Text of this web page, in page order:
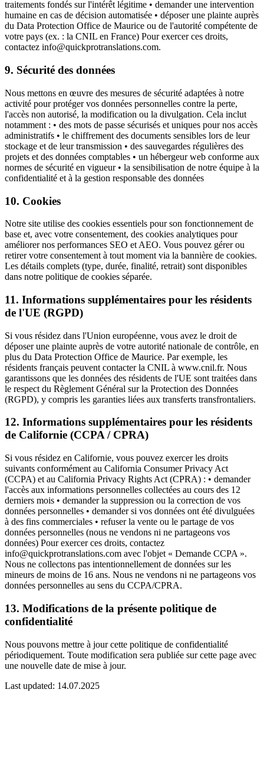
traitements fondés sur l'intérêt légitime • demander une intervention
humaine en cas de décision automatisée • déposer une plainte auprès
du Data Protection Office de Maurice ou de l'autorité compétente de
votre pays (ex. : la CNIL en France) Pour exercer ces droits,
contactez info@quickprotranslations.com.
9. Sécurité des données
Nous mettons en œuvre des mesures de sécurité adaptées à notre
activité pour protéger vos données personnelles contre la perte,
l'accès non autorisé, la modification ou la divulgation. Cela inclut
notamment : • des mots de passe sécurisés et uniques pour nos accès
administratifs • le chiffrement des documents sensibles lors de leur
stockage et de leur transmission • des sauvegardes régulières des
projets et des données comptables • un hébergeur web conforme aux
normes de sécurité en vigueur • la sensibilisation de notre équipe à la
confidentialité et à la gestion responsable des données
10. Cookies
Notre site utilise des cookies essentiels pour son fonctionnement de
base et, avec votre consentement, des cookies analytiques pour
améliorer nos performances SEO et AEO. Vous pouvez gérer ou
retirer votre consentement à tout moment via la bannière de cookies.
Les détails complets (type, durée, finalité, retrait) sont disponibles
dans notre politique de cookies séparée.
11. Informations supplémentaires pour les résidents
de l'UE (RGPD)
Si vous résidez dans l'Union européenne, vous avez le droit de
déposer une plainte auprès de votre autorité nationale de contrôle, en
plus du Data Protection Office de Maurice. Par exemple, les
résidents français peuvent contacter la CNIL à www.cnil.fr. Nous
garantissons que les données des résidents de l'UE sont traitées dans
le respect du Règlement Général sur la Protection des Données
(RGPD), y compris les garanties liées aux transferts transfrontaliers.
12. Informations supplémentaires pour les résidents
de Californie (CCPA / CPRA)
Si vous résidez en Californie, vous pouvez exercer les droits
suivants conformément au California Consumer Privacy Act
(CCPA) et au California Privacy Rights Act (CPRA) : • demander
l'accès aux informations personnelles collectées au cours des 12
derniers mois • demander la suppression ou la correction de vos
données personnelles • demander si vos données ont été divulguées
à des fins commerciales • refuser la vente ou le partage de vos
données personnelles (nous ne vendons ni ne partageons vos
données) Pour exercer ces droits, contactez
info@quickprotranslations.com avec l'objet « Demande CCPA ».
Nous ne collectons pas intentionnellement de données sur les
mineurs de moins de 16 ans. Nous ne vendons ni ne partageons vos
données personnelles au sens du CCPA/CPRA.
13. Modifications de la présente politique de
confidentialité
Nous pouvons mettre à jour cette politique de confidentialité
périodiquement. Toute modification sera publiée sur cette page avec
une nouvelle date de mise à jour.
Last updated: 14.07.2025